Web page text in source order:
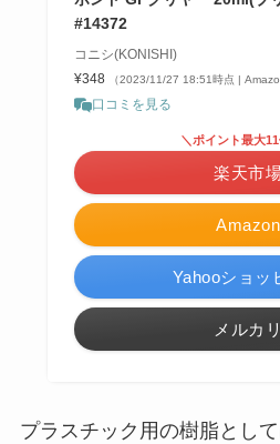
#14372
コニシ(KONISHI)
¥348
（2023/11/27 18:51時点 |
口コミを見る
Amazon
＼ポイント最大
楽天市
Yahooショッ
メルカリ
プラスチック用の樹脂とし